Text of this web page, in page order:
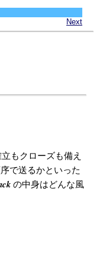
Next
もクローズも備え
で送るかといった
の中身はどんな風